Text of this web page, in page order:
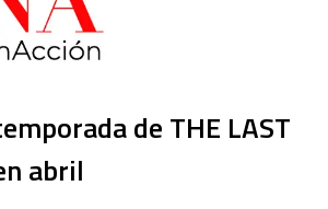
de THE LAST
abril